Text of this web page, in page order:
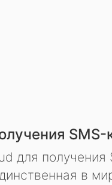
для получения
в